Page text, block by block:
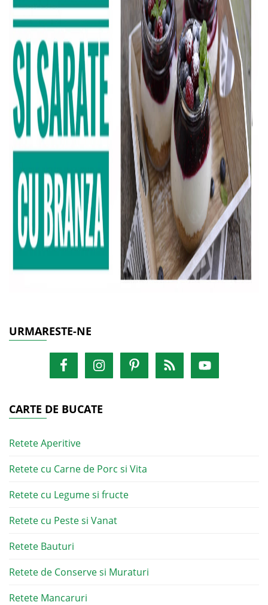
URMARESTE-NE
CARTE DE BUCATE
Retete Aperitive
Retete cu Carne de Porc si Vita
Retete cu Legume si fructe
Retete cu Peste si Vanat
Retete Bauturi
Retete de Conserve si Muraturi
Retete Mancaruri